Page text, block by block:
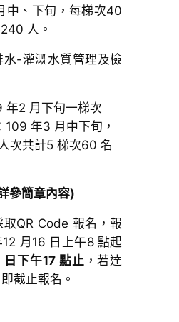
中、下旬，每梯次40
人。
-灌溉水質管理及檢
年2 月下旬一梯次
109 年3 月中下旬，
次共計5 梯次60 名
參簡章內容)
QR Code 報名，報
月16 日上午8 點起
下午17 點止 ，若達
截止報名。